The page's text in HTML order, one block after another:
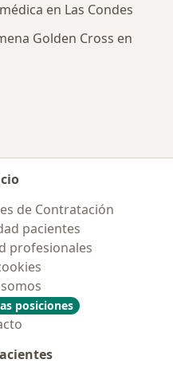
en Las Condes
Golden Cross en
de Contratación
pacientes
profesionales
posiciones